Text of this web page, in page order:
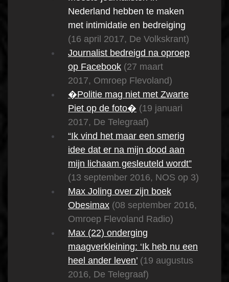
Nederland hebben te maken
met intimidatie en bedreiging
(16 april 2017, De Volkskrant)
Journalist bedreigd na oproep
op Facebook (27 maart
2017, Omroep Flevoland)
�Politie mag niet met Zwarte
Piet op de foto� (19 januari
2017, De Telegraaf)
“Ik vind het maar een smerig
idee dat er na mijn dood aan
mijn lichaam gesleuteld wordt”
(13 september 2016, NOS op 3)
Max Joling over zijn boek
Obesimax (08 september 2016,
Omroep Flevoland Radio)
Max (22) onderging
maagverkleining: ‘Ik heb nu een
heel ander leven’ (19 augustus
2016, De Telegraaf)